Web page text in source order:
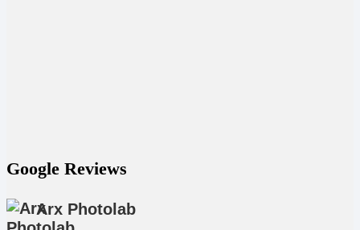
Google Reviews
Arx Photolab